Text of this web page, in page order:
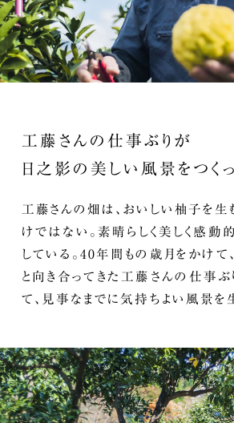
工藤さんの仕事ぶりが
日之影の美しい風景をつく
工藤さんの畑は、おいしい柚子を生
けではない。素晴らしく美しく感動
している。40年間もの歳月をかけ
と向き合ってきた工藤さんの仕事
て、見事なまでに気持ちよい風景を